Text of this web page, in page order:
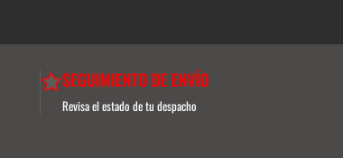
SEGUIMIENTO DE ENVÍO
Revisa el estado de tu despacho